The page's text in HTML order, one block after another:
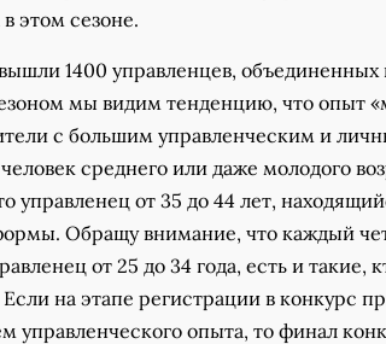
этом сезоне.
1400 управленцев, объединенных
мы видим тенденцию, что опыт
с большим управленческим и
среднего или даже молодого
управленец от 35 до 44 лет,
Обращу внимание, что каждый
от 25 до 34 года, есть и такие,
на этапе регистрации в конкурс
управленческого опыта, то финал